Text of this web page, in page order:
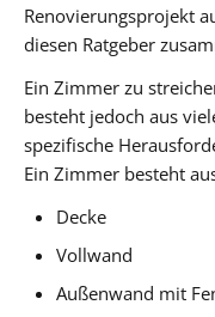
Renovierungsprojekt
diesen Ratgeber
Ein Zimmer zu
besteht jedoch aus
spezifische
Ein Zimmer besteht
Decke
Vollwand
Außenwand mit